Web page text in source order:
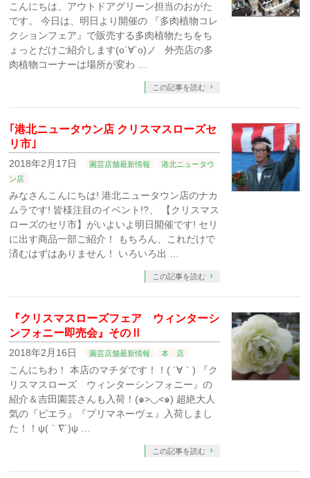
こんにちは、アウトドアグリーン担当のおがた
です。 今日は、明日より開催の 『多肉植物コレ
クションフェア』で販売する多肉植物たちをち
ょっとだけご紹介します(о´∀`о)ノ 外売店の多
肉植物コーナーは場所が変わ …
この記事を読む
｢港北ニュータウン店 クリスマスローズセ
リ市｣
2018年2月17日 園芸店舗最新情報
港北ニュータウ
ン店
みなさんこんにちは! 港北ニュータウン店のナカ
ムラです! 皆様注目のイベント!?、 【クリスマス
ローズのセリ市】がいよいよ明日開催です! セリ
に出す商品一部ご紹介！ もちろん、これだけで
済むはずはありません！ いろいろ出 …
この記事を読む
『クリスマスローズフェア ウィンターシ
ンフォニー即売会』そのⅡ
2018年2月16日 園芸店舗最新情報 本 店
こんにちわ！ 本店のマチダです！！( ´∀｀) 『ク
リスマスローズ ウィンターシンフォニー』の
紹介＆吉田園芸さんも入荷！(๑>◡<๑) 超絶大人
気の『ピエラ』『プリマネーヴェ』入荷しまし
た！！ψ(｀∇´)ψ …
この記事を読む